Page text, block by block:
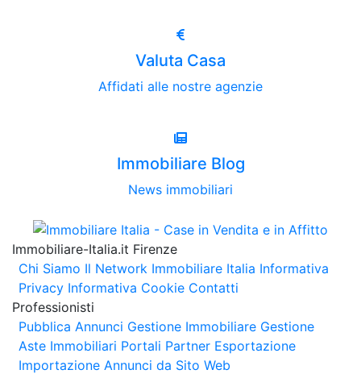
Valuta Casa
Affidati alle nostre agenzie
Immobiliare Blog
News immobiliari
Immobiliare-Italia.it Firenze
Chi Siamo Il Network Immobiliare Italia Informativa
Privacy Informativa Cookie Contatti
Professionisti
Pubblica Annunci Gestione Immobiliare Gestione
Aste Immobiliari Portali Partner Esportazione
Importazione Annunci da Sito Web